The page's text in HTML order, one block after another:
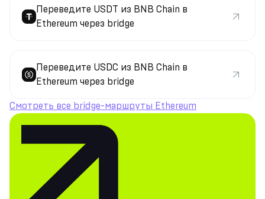
Переведите USDT из BNB Chain в
Ethereum через bridge
Переведите USDC из BNB Chain в
Ethereum через bridge
Смотреть все bridge-маршруты Ethereum